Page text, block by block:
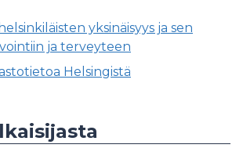
yksinäisyys ja sen
ja terveyteen
Helsingistä